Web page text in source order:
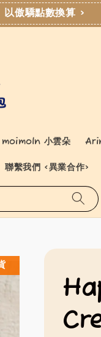
以傲驕點數換算 >
moimoln 小雲朵
聯繫我們 <異業合作>